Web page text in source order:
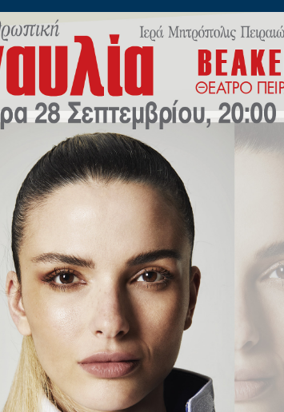
ΕΚΠΑΙΔΕΥΣΗ Μ.Μ.Ε
Διευθυντής:
Θεοφιλέστατος
Πρωτοσύγκελλος
Γραμματέας:
Ασπασία Αθανασάκη –